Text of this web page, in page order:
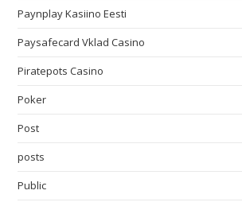
Paynplay Kasiino Eesti
Paysafecard Vklad Casino
Piratepots Casino
Poker
Post
posts
Public